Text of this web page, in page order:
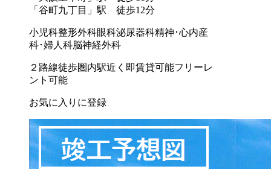
「谷町九丁目」駅 徒歩12分
小児科整形外科眼科泌尿器科精神･心内産
科･婦人科脳神経外科
２路線徒歩圏内駅近く 即賃貸可能フリーレ
ント可能
お気に入りに登録